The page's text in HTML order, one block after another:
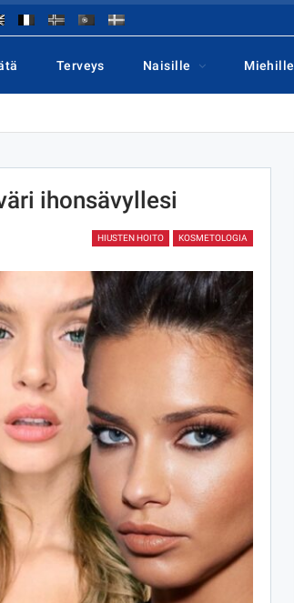
Terveys Naisille Miehille
ihonsävyllesi
HIUSTEN HOITO KOSMETOLOGIA